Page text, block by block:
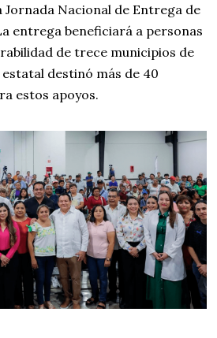
Jornada Nacional de Entrega de
entrega beneficiará a personas
de trece municipios de
destinó más de 40
estos apoyos.